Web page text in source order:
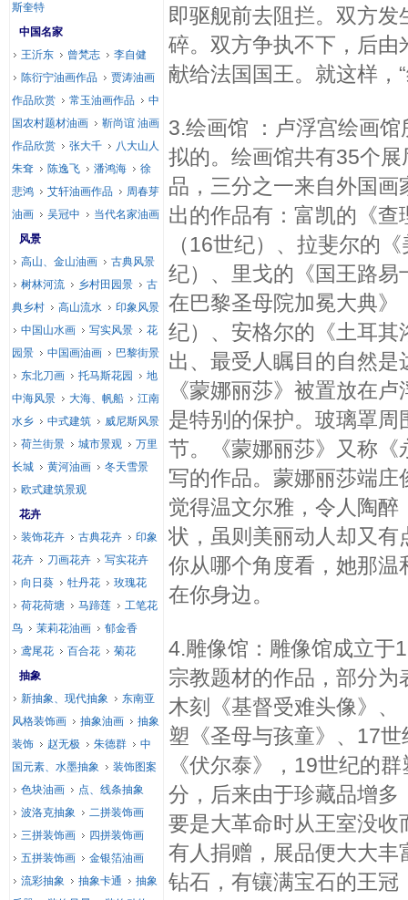
即驱舰前去阻拦。双方
碎。双方争执不下，后
献给法国国王。就这样，
3.绘画馆 ：卢浮宫绘画
拟的。绘画馆共有35个
品，三分之一来自外国
出的作品有：富凯的《查
（16世纪）、拉斐尔的
纪）、里戈的《国王路易
在巴黎圣母院加冕大典
纪）、安格尔的《土耳
出、最受人瞩目的自然是
《蒙娜丽莎》被置放在
是特别的保护。玻璃罩
节。《蒙娜丽莎》又称
写的作品。蒙娜丽莎端
觉得温文尔雅，令人陶
状，虽则美丽动人却又
你从哪个角度看，她那
在你身边。
4.雕像馆：雕像馆成立于
宗教题材的作品，部分
木刻《基督受难头像》
塑《圣母与孩童》、17
《伏尔泰》，19世纪的
分，后来由于珍藏品增
要是大革命时从王室没
有人捐赠，展品便大大
钻石，有镶满宝石的王
斯奎特
中国名家
王沂东
曾梵志
李自健
陈衍宁油画作品
贾涛油画
作品欣赏
常玉油画作品
中
国农村题材油画
靳尚谊 油画
作品欣赏
张大千
八大山人
朱耷
陈逸飞 潘鸿海
徐
悲鸿
艾轩油画作品
周春芽
油画
吴冠中
当代名家油画
风景
高山、金山油画
古典风景
树林河流
乡村田园景
古
典乡村
高山流水
印象风景
中国山水画
写实风景
花
园景
中国画油画
巴黎街景
东北刀画
托马斯花园
地
中海风景
大海、帆船
江南
水乡
中式建筑
威尼斯风景
荷兰街景
城市景观
万里
长城
黄河油画
冬天雪景
欧式建筑景观
花卉
装饰花卉
古典花卉
印象
花卉
刀画花卉
写实花卉
向日葵
牡丹花
玫瑰花
荷花荷塘
马蹄莲
工笔花
鸟
茉莉花油画
郁金香
鸢尾花
百合花
菊花
抽象
新抽象、现代抽象
东南亚
风格装饰画
抽象油画
抽象
装饰
赵无极 朱德群
中
国元素、水墨抽象
装饰图案
色块油画
点、线条抽象
波洛克抽象
二拼装饰画
三拼装饰画
四拼装饰画
五拼装饰画
金银箔油画
流彩抽象
抽象卡通
抽象